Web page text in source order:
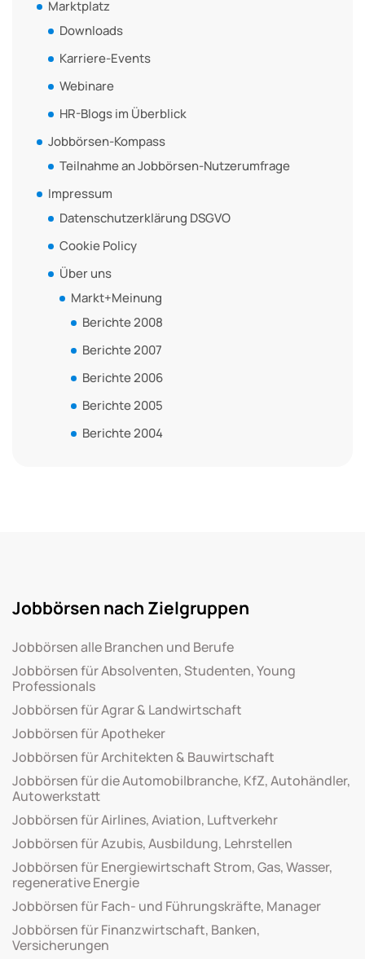
Marktplatz
Downloads
Karriere-Events
Webinare
HR-Blogs im Überblick
Jobbörsen-Kompass
Teilnahme an Jobbörsen-Nutzerumfrage
Impressum
Datenschutzerklärung DSGVO
Cookie Policy
Über uns
Markt+Meinung
Berichte 2008
Berichte 2007
Berichte 2006
Berichte 2005
Berichte 2004
Jobbörsen nach Zielgruppen
Jobbörsen alle Branchen und Berufe
Jobbörsen für Absolventen, Studenten, Young
Professionals
Jobbörsen für Agrar & Landwirtschaft
Jobbörsen für Apotheker
Jobbörsen für Architekten & Bauwirtschaft
Jobbörsen für die Automobilbranche, KfZ, Autohändler,
Autowerkstatt
Jobbörsen für Airlines, Aviation, Luftverkehr
Jobbörsen für Azubis, Ausbildung, Lehrstellen
Jobbörsen für Energiewirtschaft Strom, Gas, Wasser,
regenerative Energie
Jobbörsen für Fach- und Führungskräfte, Manager
Jobbörsen für Finanzwirtschaft, Banken,
Versicherungen